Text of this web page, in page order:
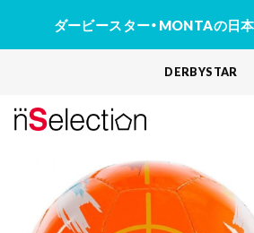
ダービースター・MONTAの日
DERBYSTAR